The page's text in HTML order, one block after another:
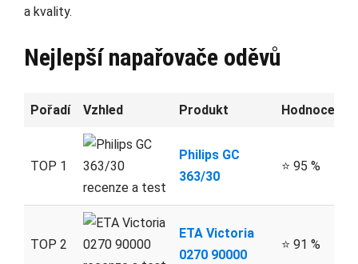
a kvality.
Nejlepší napařovače oděvů
Pořadí Vzhled Produkt Hodnocení
TOP 1
Philips GC
363/30
⭐ 95 %
TOP 2
ETA Victoria
0270 90000
⭐ 91 %